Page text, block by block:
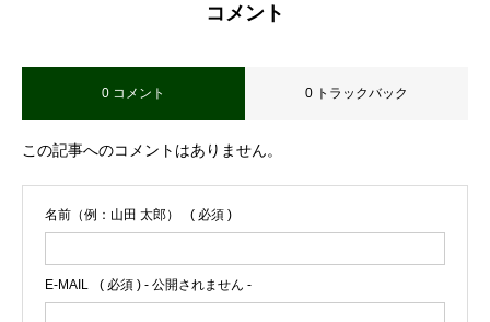
コメント
0 コメント 0 トラックバック
この記事へのコメントはありません。
名前（例：山田 太郎） ( 必須 )
E-MAIL ( 必須 ) - 公開されません -